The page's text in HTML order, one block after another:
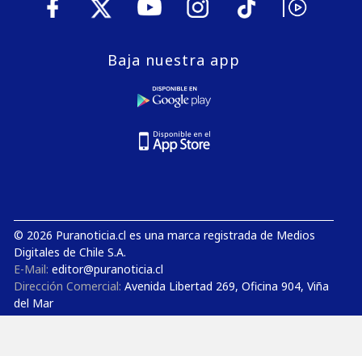
Baja nuestra app
© 2026 Puranoticia.cl es una marca registrada de Medios
Digitales de Chile S.A.
E-Mail: editor@puranoticia.cl
Dirección Comercial: Avenida Libertad 269, Oficina 904, Viña
del Mar
Gerencia General:Avenida Concón Reñaca 4000, Oficina